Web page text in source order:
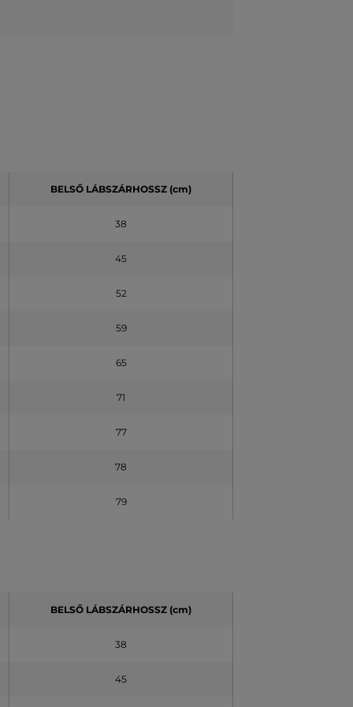
BELSŐ LÁBSZÁRHOSSZ (cm)
38
45
52
59
65
71
77
78
79
BELSŐ LÁBSZÁRHOSSZ (cm)
38
45